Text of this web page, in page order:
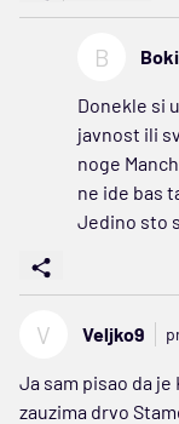
B
Donekle si
javnost ili
noge
ne ide bas
Jedino sto
V Veljko9
Ja sam pisao da
zauzima drvo